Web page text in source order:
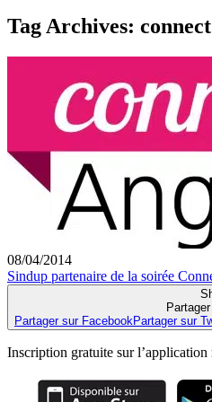
Tag Archives:
08/04/2014
Sindup partenaire de la soirée
Partager sur Facebook Partager sur
Inscription gratuite sur